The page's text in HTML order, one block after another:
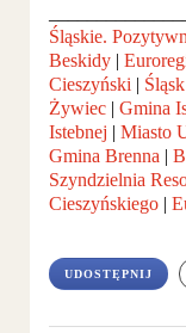
Śląskie.
Beskidy |
Cieszyński |
Żywiec | Gmina
Istebnej | Miasto
Gmina Brenna |
Szyndzielnia
Cieszyńskiego |
UDOSTĘPNIJ